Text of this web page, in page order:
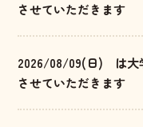
2026/08/09(日) は大
させていただきます
させていただきます